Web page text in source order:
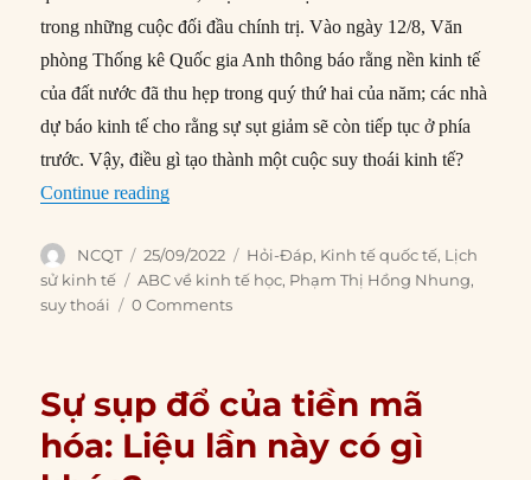
trong những cuộc đối đầu chính trị. Vào ngày 12/8, Văn
phòng Thống kê Quốc gia Anh thông báo rằng nền kinh tế
của đất nước đã thu hẹp trong quý thứ hai của năm; các nhà
dự báo kinh tế cho rằng sự sụt giảm sẽ còn tiếp tục ở phía
trước. Vậy, điều gì tạo thành một cuộc suy thoái kinh tế?
Continue reading“Thế nào gọi là suy thoái kinh tế?”
Author
NCQT
Posted
on
25/09/2022 Categories
Hỏi-Đáp, Kinh tế quốc tế, Lịch
sử kinh tế
Tags
ABC về kinh tế học, Phạm Thị Hồng Nhung,
suy thoái
0 Comments
Sự sụp đổ của tiền mã
hóa: Liệu lần này có gì